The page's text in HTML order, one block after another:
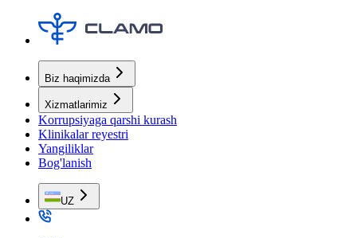
Biz haqimizda
Xizmatlarimiz
Korrupsiyaga qarshi kurash
Klinikalar reyestri
Yangiliklar
Bog'lanish
UZ